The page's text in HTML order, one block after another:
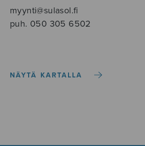
myynti@sulasol.fi
puh. 050 305 6502
NÄYTÄ KARTALLA